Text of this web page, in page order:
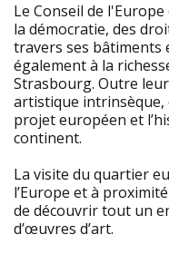
Le Conseil de
la démocratie, des
travers ses
également à la
Strasbourg. Outre
artistique
projet européen et
continent.
La visite du quartier
l’Europe et à
de découvrir tout un
d’œuvres d’art.